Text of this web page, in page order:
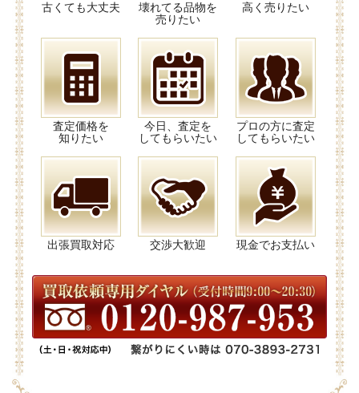
古くても大丈夫
壊れてる品物を
売りたい
高く売りたい
査定価格を
知りたい
今日、査定を
してもらいたい
プロの方に査定
してもらいたい
出張買取対応 交渉大歓迎 現金でお支払い